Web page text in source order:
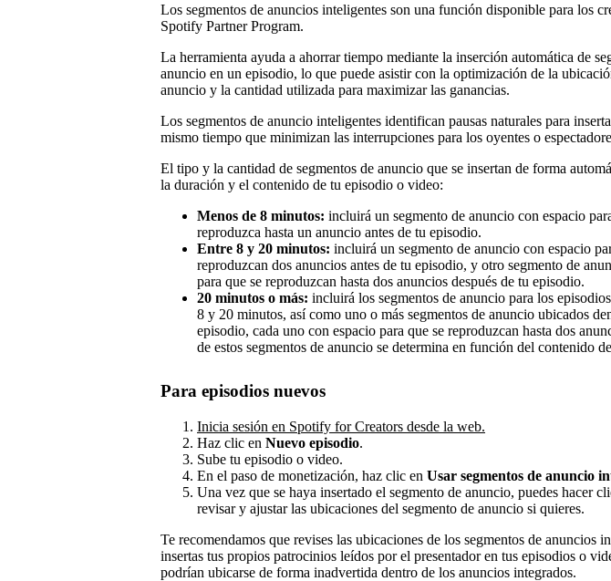
Los segmentos de anuncios inteligentes son una función disponible para los
Spotify Partner Program.
La herramienta ayuda a ahorrar tiempo mediante la inserción automática de
anuncio en un episodio, lo que puede asistir con la optimización de la
anuncio y la cantidad utilizada para maximizar las ganancias.
Los segmentos de anuncio inteligentes identifican pausas naturales para
mismo tiempo que minimizan las interrupciones para los oyentes o
El tipo y la cantidad de segmentos de anuncio que se insertan de forma
la duración y el contenido de tu episodio o video:
Menos de 8 minutos: incluirá un segmento de anuncio con espacio
reproduzca hasta un anuncio antes de tu episodio.
Entre 8 y 20 minutos: incluirá un segmento de anuncio con espacio
reproduzcan dos anuncios antes de tu episodio, y otro segmento de
para que se reproduzcan hasta dos anuncios después de tu episodio.
20 minutos o más: incluirá los segmentos de anuncio para los
8 y 20 minutos, así como uno o más segmentos de anuncio ubicados
episodio, cada uno con espacio para que se reproduzcan hasta dos
de estos segmentos de anuncio se determina en función del contenido
Para episodios nuevos
Inicia sesión en Spotify for Creators desde la web.
Haz clic en Nuevo episodio.
Sube tu episodio o video.
En el paso de monetización, haz clic en Usar segmentos de anuncio
Una vez que se haya insertado el segmento de anuncio, puedes hacer
revisar y ajustar las ubicaciones del segmento de anuncio si quieres.
Te recomendamos que revises las ubicaciones de los segmentos de anuncios
insertas tus propios patrocinios leídos por el presentador en tus episodios o
podrían ubicarse de forma inadvertida dentro de los anuncios integrados.